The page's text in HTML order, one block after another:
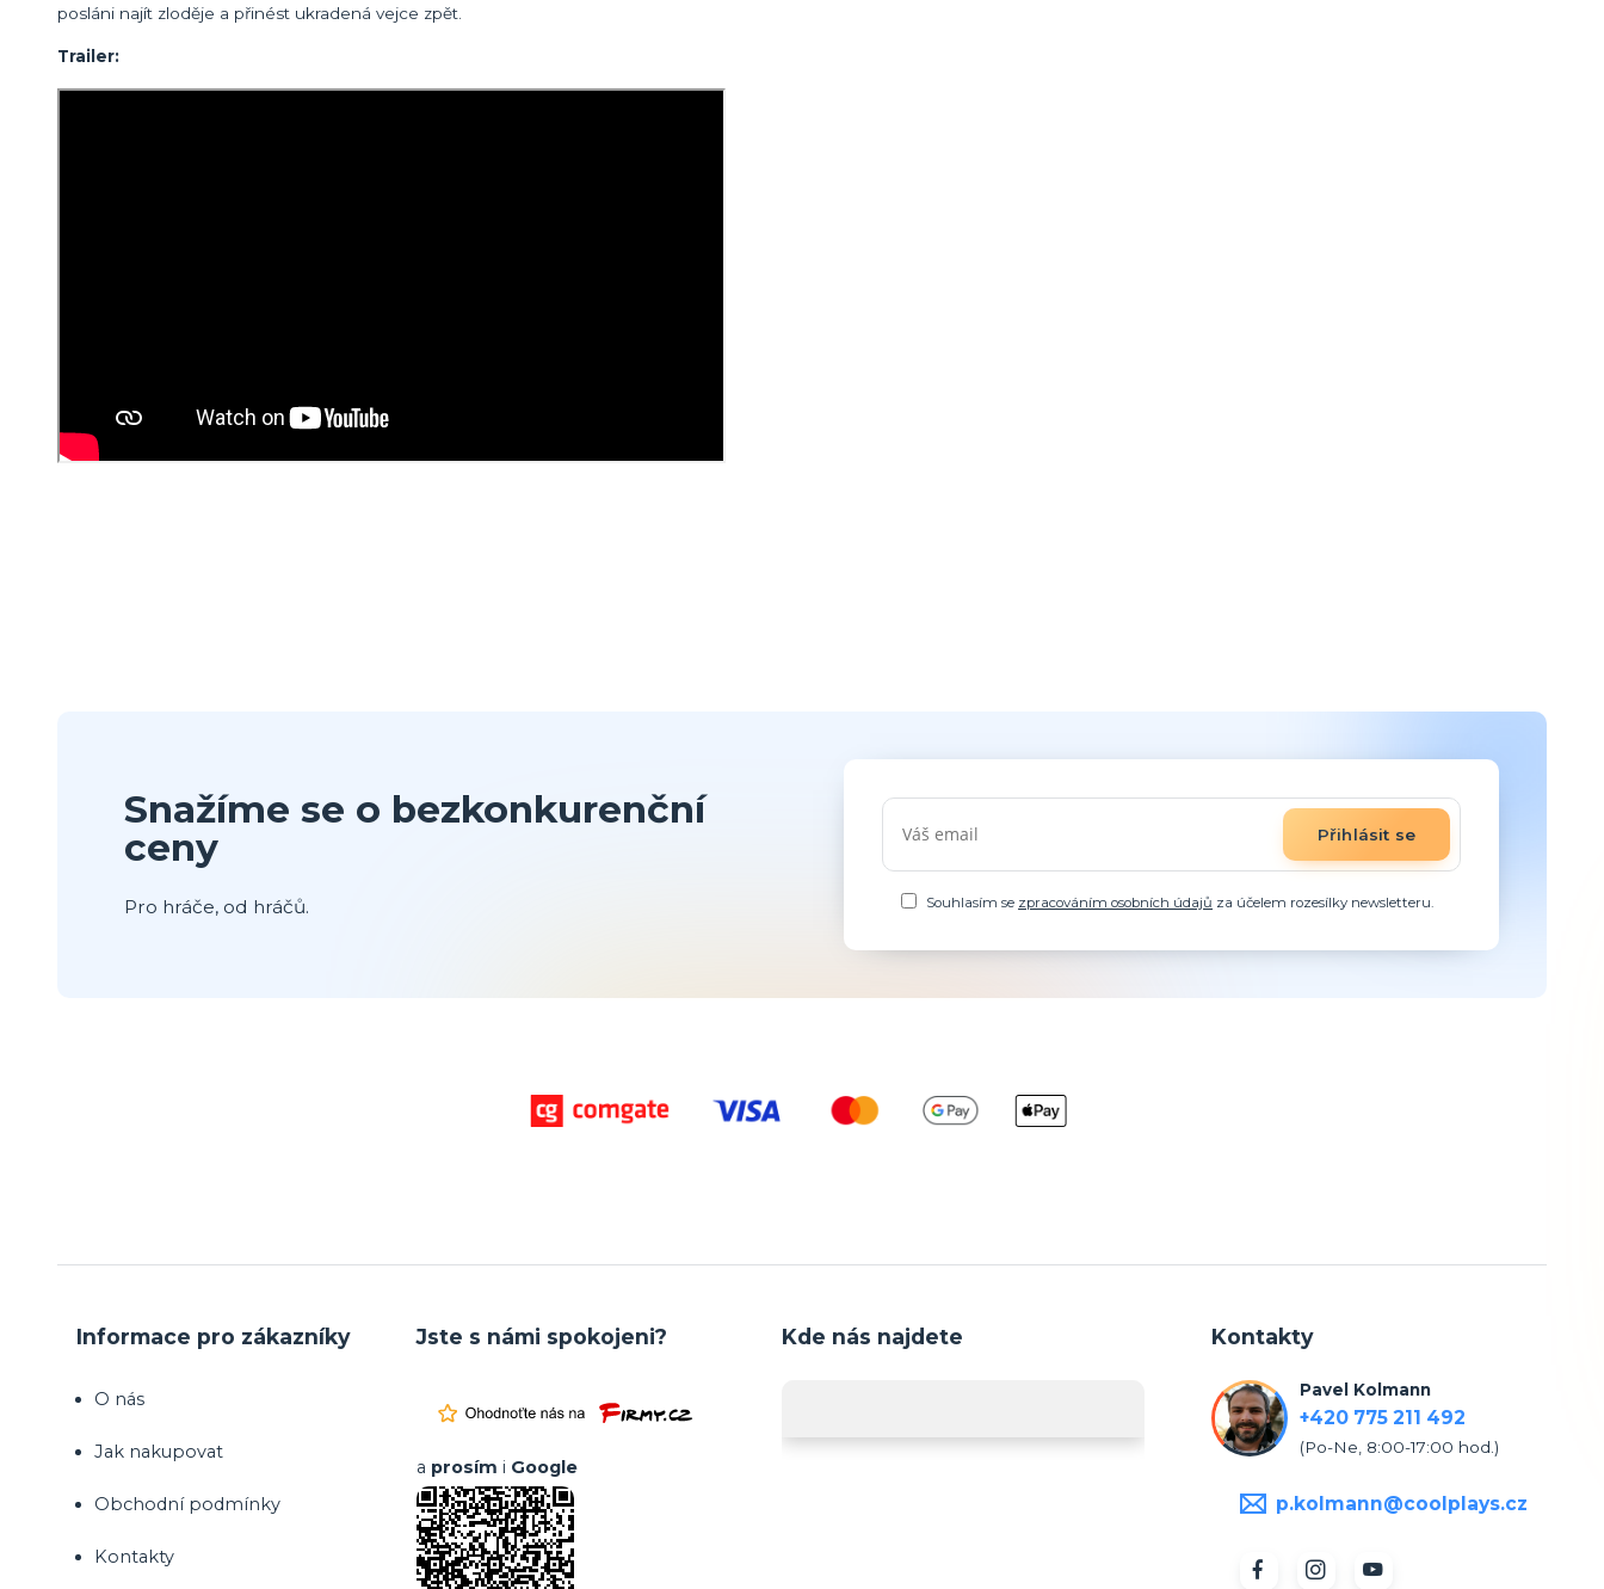
posláni najít zloděje a přinést ukradená vejce zpět.
Trailer:
Snažíme se o bezkonkurenční
ceny
Pro hráče, od hráčů.
Přihlásit se
Souhlasím se zpracováním osobních údajů za účelem rozesílky newsletteru.
Informace pro zákazníky
O nás
Jak nakupovat
Obchodní podmínky
Kontakty
Jste s námi spokojeni?
a prosím i Google
Kde nás najdete Kontakty
Pavel Kolmann
+420 775 211 492
(Po-Ne, 8:00-17:00 hod.)
p.kolmann@coolplays.cz